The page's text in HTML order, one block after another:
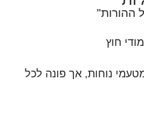
ההורות"
חוץ
נוחות, אך פונה לכל